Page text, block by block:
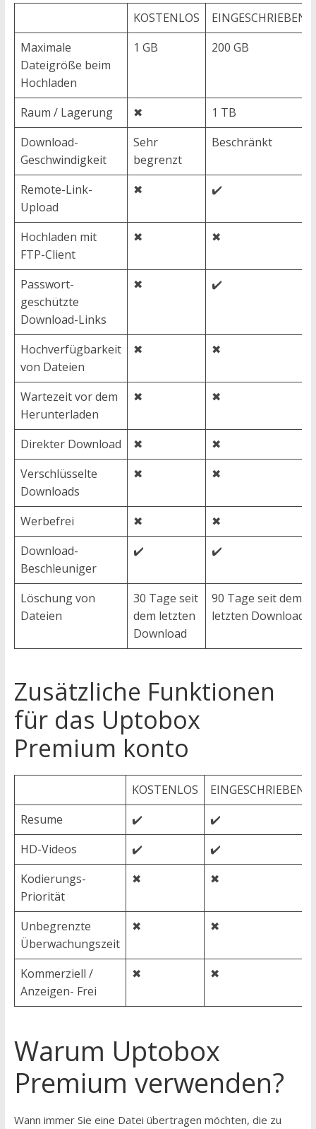
KOSTENLOS
EINGESCHRIEBEN
Maximale
Dateigröße beim
Hochladen
1 GB 200 GB
Raum / Lagerung ✖
1 TB
Download-
Geschwindigkeit
Sehr
begrenzt
Beschränkt
Remote-Link-
Upload
✖ ✔️
Hochladen mit
FTP-Client
✖ ✖
Passwort-
geschützte
Download-Links
✖ ✔️
Hochverfügbarkeit
von Dateien
✖ ✖
Wartezeit vor dem
Herunterladen
✖ ✖
Direkter Download ✖
✖
Verschlüsselte
Downloads
✖ ✖
Werbefrei ✖
✖
Download-
Beschleuniger
✔️ ✔️
Löschung von
Dateien
30 Tage seit
dem letzten
Download
90 Tage seit dem
letzten Download
Zusätzliche Funktionen
für das Uptobox
Premium konto
KOSTENLOS
EINGESCHRIEBEN
Resume
✔️
✔️
HD-Videos
✔️
✔️
Kodierungs-
Priorität
✖ ✖
Unbegrenzte
Überwachungszeit
✖ ✖
Kommerziell /
Anzeigen- Frei
✖ ✖
Warum Uptobox
Premium verwenden?
Wann immer Sie eine Datei übertragen möchten, die zu